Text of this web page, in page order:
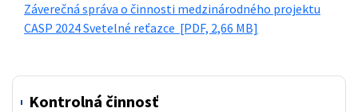
Záverečná správa o činnosti medzinárodného projektu
CASP 2024 Svetelné reťazce [PDF, 2,66 MB]
Kontrolná činnosť